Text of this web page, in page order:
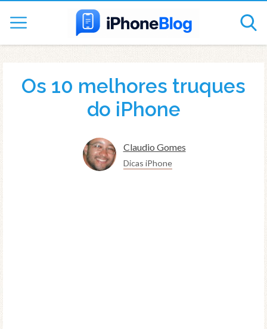
Os 10 melhores truques
do iPhone
Claudio Gomes
Dicas iPhone